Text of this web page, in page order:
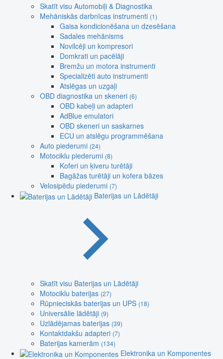
Skatīt visu Automobiļi & Diagnostika
Mehāniskās darbnīcas instrumenti (1)
Gaisa kondicionēšana un dzesēšana
Sadales mehānisms
Novilcēji un kompresori
Domkrati un pacēlāji
Bremžu un motora instrumenti
Specializēti auto instrumenti
Atslēgas un uzgaļi
OBD diagnostika un skeneri (6)
OBD kabeļi un adapteri
AdBlue emulatori
OBD skeneri un saskarnes
ECU un atslēgu programmēšana
Auto piederumi (24)
Motociklu piederumi (8)
Koferi un ķiveru turētāji
Bagāžas turētāji un kofera bāzes
Velosipēdu piederumi (7)
Baterijas un Lādētāji
Skatīt visu Baterijas un Lādētāji
Motociklu baterijas (27)
Rūpnieciskās baterijas un UPS (18)
Universālie lādētāji (9)
Uzlādējamas baterijas (39)
Kontaktdakšu adapteri (7)
Baterijas kamerām (134)
Elektronika un Komponentes